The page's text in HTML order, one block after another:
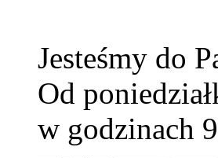
Jesteśmy do
Od
w godzinach